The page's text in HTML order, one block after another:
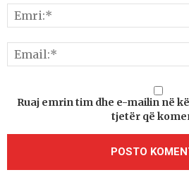
Ruaj emrin tim dhe e-mailin në
tjetër që